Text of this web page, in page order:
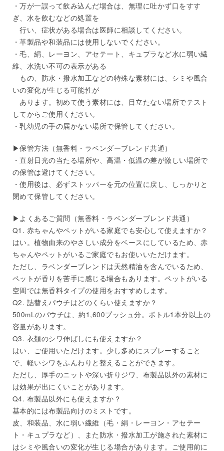
・万が一誤って飲み込んだ場合は、無理に吐かず口をすす
ぎ、水を飲むなどの処置を
行い、症状がある場合は医師に相談してください。
・革製品や和装品には使用しないでください。
・毛、絹、レーヨン、アセテート、キュプラなど水に弱い繊
維、水洗い不可の表示がある
もの、防水・撥水加工などの特殊な素材には、シミや風合
いの変化が生じる可能性が
あります。初めて使う素材には、目立たない場所でテスト
してからご使用ください。
・乳幼児の手の届かない場所で保管してください。
▶︎保管方法（無香料・ラベンダーブレンド共通）
・直射日光の当たる場所や、高温・低温の差が激しい場所で
の保管は避けてください。
・使用後は、必ずストッパーを元の位置に戻し、しっかりと
閉めて保管してください。
▶︎よくあるご質問（無香料・ラベンダーブレンド共通）
Q1. 赤ちゃんやペットがいる家庭でも安心して使えますか？
はい。植物由来のやさしい成分をベースにしているため、赤
ちゃんやペットがいるご家庭でもお使いいただけます。
ただし、ラベンダーブレンドは天然精油を含んでいるため、
ペットが香りを苦手に感じる場合もあります。ペットがいる
空間では無香料タイプの使用をおすすめします。
Q2. 詰替えパウチはどのくらい使えますか？
500mLのパウチは、約1,600プッシュ分。ボトル1本分以上の
容量があります。
Q3. 衣類のシワ伸ばしにも使えますか？
はい、ご使用いただけます。少し多めにスプレーすること
で、軽いシワをふんわりと整えることができます。
ただし、厚手のニットや深い折りジワ、布製品以外の素材に
は効果が出にくいことがあります。
Q4. 布製品以外にも使えますか？
基本的には布製品向けのミストです。
皮、和装品、水に弱い繊維（毛・絹・レーヨン・アセテー
ト・キュプラなど）、また防水・撥水加工が施された素材に
はシミや風合いの変化が生じる場合があります。ご使用前に